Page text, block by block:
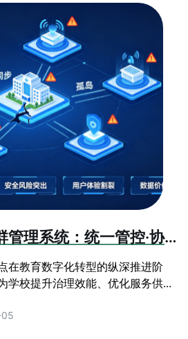
智慧校园门户站群管理系统：统一管控·协同共享·安全可控·数据赋能方案
在教育数字化转型的纵深推进阶
学校提升治理效能、优化服务供...